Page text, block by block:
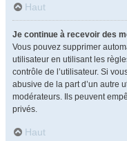
Haut
Je continue à recevoir des
Vous pouvez supprimer
utilisateur en utilisant les
contrôle de l’utilisateur. Si
abusive de la part d’un autre
modérateurs. Ils peuvent
privés.
Haut